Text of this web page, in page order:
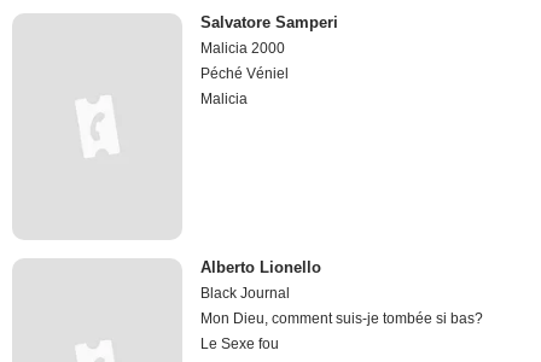
Salvatore Samperi
Malicia 2000
Péché Véniel
Malicia
Alberto Lionello
Black Journal
Mon Dieu, comment suis-je tombée si bas?
Le Sexe fou